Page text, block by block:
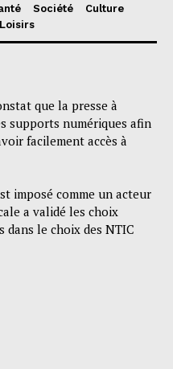
Société
Culture
Loisirs
que la presse à
supports numériques afin
facilement accès à
imposé comme un acteur
a validé les choix
le choix des NTIC